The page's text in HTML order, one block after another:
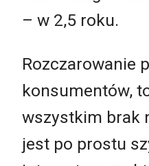
– w 2,5 roku.
Rozczarowanie
konsumentów,
wszystkim brak
jest po prostu